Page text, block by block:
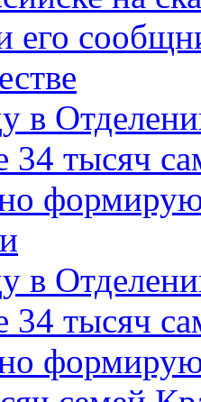
его
в
34 тысяч
в
34 тысяч